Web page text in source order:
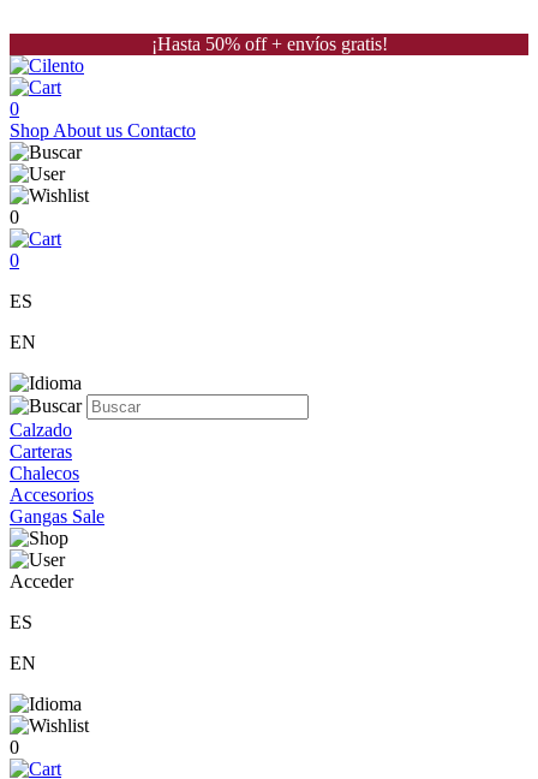
¡Hasta 50% off + envíos gratis!
0
Shop About us Contacto
0
0
ES
EN
Calzado
Carteras
Chalecos
Accesorios
Gangas Sale
Acceder
ES
EN
0